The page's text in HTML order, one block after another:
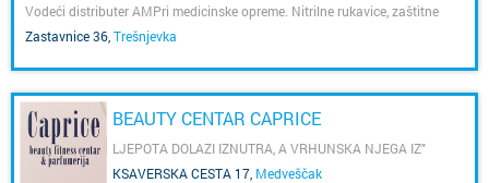
Vodeći distributer AMPri medicinske opreme. Nitrilne rukavice, zaštitne
maske i higijenski materijal za ordinacije i industriju.
Zastavnice 36 Trešnjevka
BEAUTY CENTAR CAPRICE
LJEPOTA DOLAZI IZNUTRA, A VRHUNSKA NJEGA IZ"
CAPRICA"
KSAVERSKA CESTA 17 Medveščak